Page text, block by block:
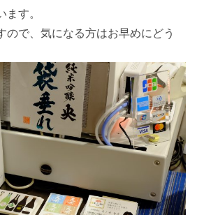
ます。
ので、気になる方はお早めにどう